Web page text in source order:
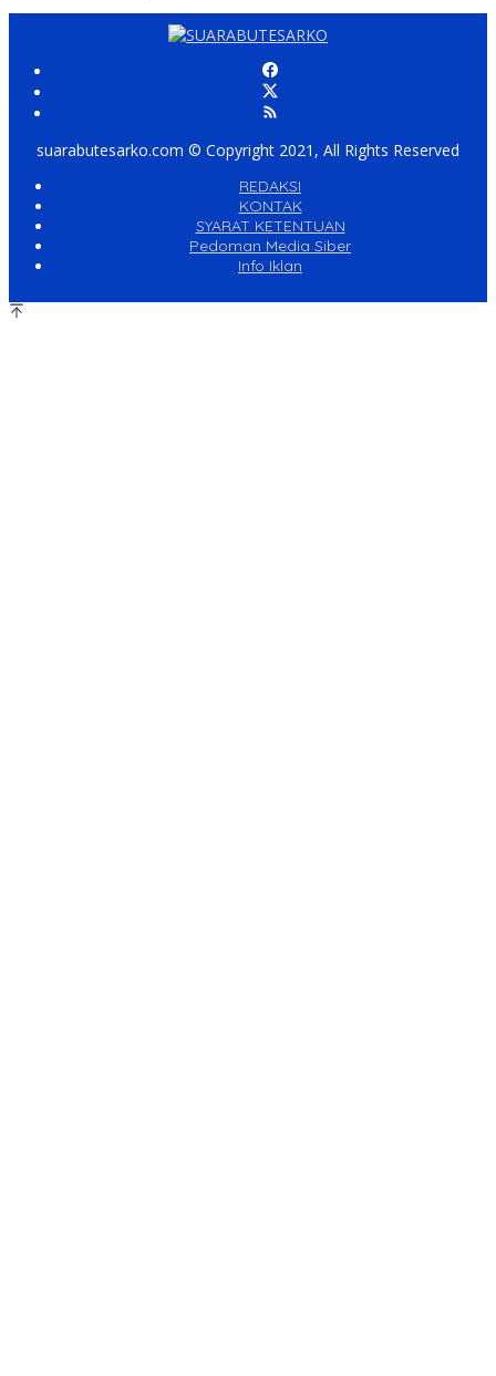
suarabutesarko.com © Copyright 2021, All Rights Reserved
REDAKSI
KONTAK
SYARAT KETENTUAN
Pedoman Media Siber
Info Iklan